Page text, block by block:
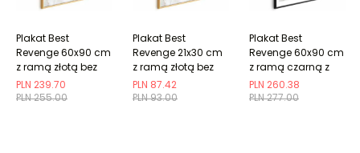
PLN 255.00
PLN 239.70
Plakat Best
Revenge 60x90 cm
z ramą złotą bez
marginesu
PLN 93.00
PLN 87.42
Plakat Best
Revenge 21x30 cm
z ramą złotą bez
marginesu
PLN 277.00
PLN 260.38
Plakat Best
Revenge 60x90 cm
z ramą czarną z
marginesem